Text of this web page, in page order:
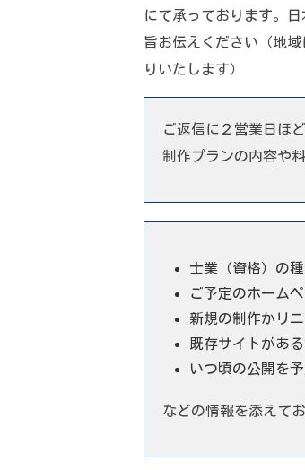
にて承っております。
旨お伝えください（地
りいたします）
ご返信に２営業日ほ
制作プランの内容や料
士業（資格）の
ご予定のホーム
新規の制作かリ
既存サイトがある
いつ頃の公開を
などの情報を添えて